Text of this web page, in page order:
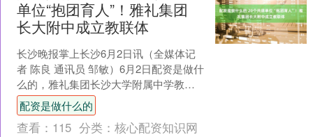
单位“抱团育人”！雅礼集团
长大附中成立教联体
长沙晚报掌上长沙6月2日讯（全媒体记
者 陈良 通讯员 邹敏）6月2日配资是做什
么的，雅礼集团长沙大学附属中学教联
体揭牌成立，汇聚十大类育人主体、20
个共建单位，....
配资是做什么的
查看： 115 分类： 核心配资知识网